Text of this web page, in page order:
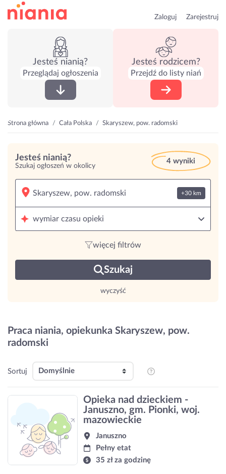
Zaloguj Zarejestruj
Jesteś nianią?
Przeglądaj ogłoszenia
Jesteś rodzicem?
Przejdź do listy niań
Strona główna Cała Polska Skaryszew, pow. radomski
Jesteś nianią?
Szukaj ogłoszeń w okolicy
4 wyniki
+30 km
wymiar czasu opieki
więcej filtrów
Szukaj
wyczyść
Praca niania, opiekunka Skaryszew, pow.
radomski
Sortuj
Opieka nad dzieckiem -
Januszno, gm. Pionki, woj.
mazowieckie
Januszno
Pełny etat
35 zł za godzinę